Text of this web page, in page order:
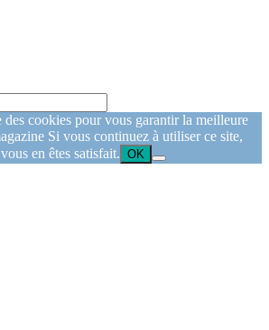
cookies pour vous garantir la meilleure
Si vous continuez à utiliser ce site,
en êtes satisfait. OK